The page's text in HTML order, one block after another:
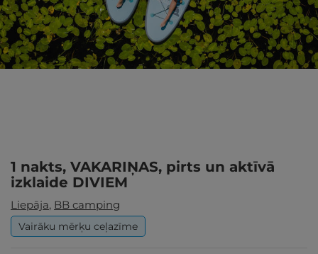
PĒRKU
1 nakts, VAKARIŅAS, pirts un aktīvā
izklaide DIVIEM
Liepāja, BB camping
Vairāku mērķu ceļazīme